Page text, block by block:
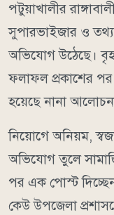
পটুয়াখালীর
সুপারভাইজার ও তথ্য
অভিযোগ উঠেছে।
ফলাফল প্রকাশের
হয়েছে নানা
নিয়োগে অনিয়ম,
অভিযোগ তুলে
পর এক পোস্ট দিচ্ছেন
কেউ উপজেলা